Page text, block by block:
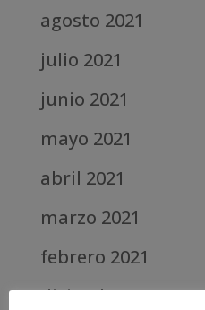
agosto 2021
julio 2021
junio 2021
mayo 2021
abril 2021
marzo 2021
febrero 2021
diciembre 2020